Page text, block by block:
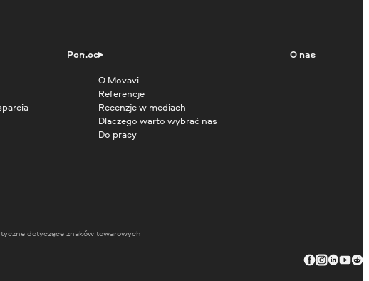
Pomoc
O nas
O Movavi
Referencje
Recenzje w mediach
Dlaczego warto wybrać nas
Do pracy
dotyczące znaków towarowych